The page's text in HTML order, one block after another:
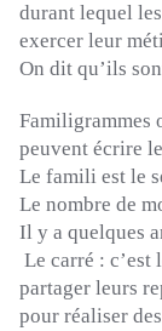
durant lequel
exercer leur
On dit qu’ils
Familigrammes
peuvent écrire
Le famili est le
Le nombre de
Il y a quelques
Le carré : c’est
partager leurs
pour réaliser des